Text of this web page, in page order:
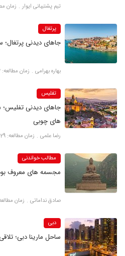
تیم پشتیبانی ایوار زمان
پرتغال
جاهای دیدنی پرتغال؛
بهاره بهرامی زمان مطالعه: 22 دقیقه
تفلیس
جاهای دیدنی تفلیس؛
های چوبی
رضا علمی زمان مطالعه: 29 دقیقه
مطالب خواندنی
مجسمه های معروف
صادق نداماتی زمان مطالعه: 16
دبی
ساحل مارینا دبی؛